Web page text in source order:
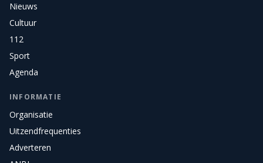
Nieuws
Cultuur
112
Sport
Agenda
INFORMATIE
Organisatie
Uitzendfrequenties
Adverteren